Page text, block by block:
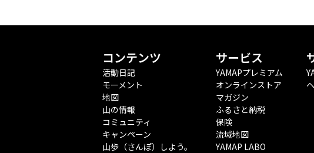
コンテンツ
活動日記
モーメント
地図
山の情報
コミュニティ
キャンペーン
山歩（さんぽ）しよう。
サービス
YAMAPプレミアム
オンラインストア
マガジン
ふるさと納税
保険
流域地図
YAMAP LABO